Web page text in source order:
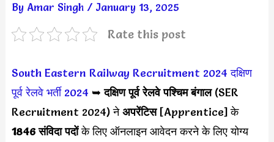
By Amar Singh / January 13, 2025
Rate this post
South Eastern Railway Recruitment 2024 दक्षिण
पूर्व रेलवे भर्ती 2024 ➥दक्षिण पूर्व रेलवे पश्चिम बंगाल(SER
Recruitment 2024) नेअपरेंटिस[Apprentice] के
1846 संविदा पदोंके लिए ऑनलाइन आवेदन करने के लिए योग्य